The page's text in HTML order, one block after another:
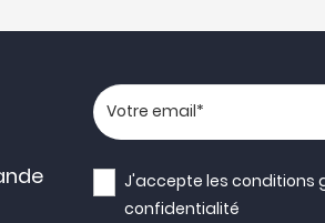
Votre adresse email
J'accepte lesconditions
confidentialité